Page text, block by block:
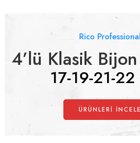
Rico Professional
4’lü Klasik
17-19-21-22
ÜRÜNLERI İNCELE